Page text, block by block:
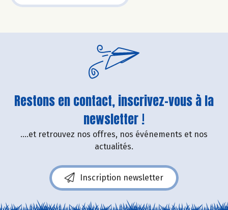
Restons en contact, inscrivez-vous à la
newsletter !
....et retrouvez nos offres, nos événements et nos
actualités.
Inscription newsletter